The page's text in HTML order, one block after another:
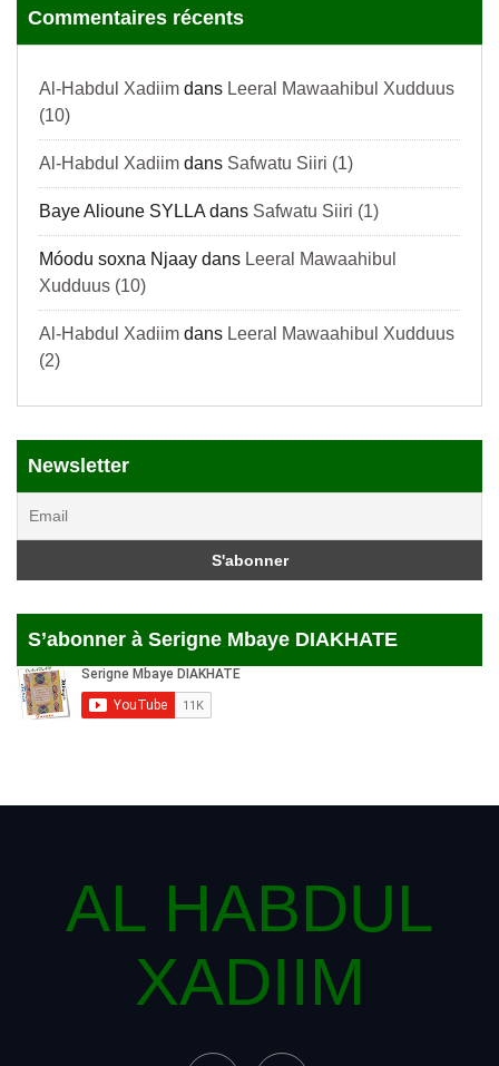
Commentaires récents
Al-Habdul Xadiimdans Leeral Mawaahibul Xudduus
(10)
Al-Habdul Xadiimdans Safwatu Siiri (1)
Baye Alioune SYLLAdans Safwatu Siiri (1)
Móodu soxna Njaaydans Leeral Mawaahibul
Xudduus (10)
Al-Habdul Xadiimdans Leeral Mawaahibul Xudduus
(2)
Newsletter
S’abonner à Serigne Mbaye DIAKHATE
AL HABDUL
XADIIM